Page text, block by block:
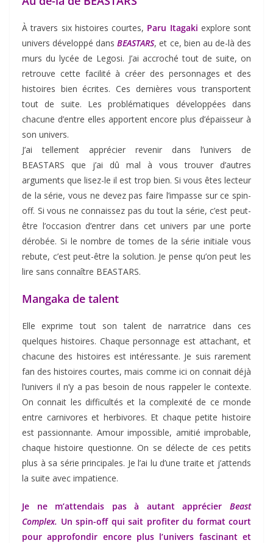
À travers six histoires courtes, Paru Itagaki explore sont
univers développé dansBEASTARS, et ce, bien au de-là des
murs du lycée de Legosi. J’ai accroché tout de suite, on
retrouve cette facilité à créer des personnages et des
histoires bien écrites. Ces dernières vous transportent
tout de suite. Les problématiques développées dans
chacune d’entre elles apportent encore plus d’épaisseur à
son univers.
J’ai tellement apprécier revenir dans l’univers de
BEASTARS que j’ai dû mal à vous trouver d’autres
arguments que lisez-le il est trop bien. Si vous êtes lecteur
de la série, vous ne devez pas faire l’impasse sur ce spin-
off. Si vous ne connaissez pas du tout la série, c’est peut-
être l’occasion d’entrer dans cet univers par une porte
dérobée. Si le nombre de tomes de la série initiale vous
rebute, c’est peut-être la solution. Je pense qu’on peut les
lire sans connaître BEASTARS.
Mangaka de talent
Elle exprime tout son talent de narratrice dans ces
quelques histoires. Chaque personnage est attachant, et
chacune des histoires est intéressante. Je suis rarement
fan des histoires courtes, mais comme ici on connait déjà
l’univers il n’y a pas besoin de nous rappeler le contexte.
On connait les difficultés et la complexité de ce monde
entre carnivores et herbivores. Et chaque petite histoire
est passionnante. Amour impossible, amitié improbable,
chaque histoire questionne. On se délecte de ces petits
plus à sa série principales. Je l’ai lu d’une traite et j’attends
la suite avec impatience.
Je ne m’attendais pas à autant apprécier Beast
Complex. Un spin-off qui sait profiter du format court
pour approfondir encore plus l’univers fascinant et